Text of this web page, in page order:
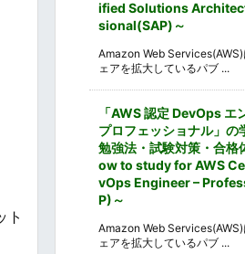
ト
ified Solutions
sional(SAP)～
Amazon Web
ェアを拡大しているパブ ...
「AWS 認定 DevOps エ
プロフェッショナル」の
勉強法・試験対策・合格
ow to study for AWS
vOps Engineer –
P)～
Amazon Web
ェアを拡大しているパブ ...